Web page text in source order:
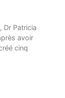
Dr Patricia
avoir
cinq